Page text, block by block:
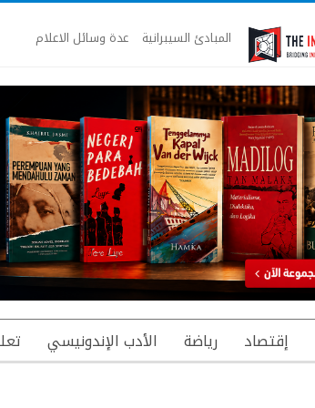
المبادئ السيبرانية عدة وسائل الاعلام
إقتصاد رياضة الأدب الإندونيسي